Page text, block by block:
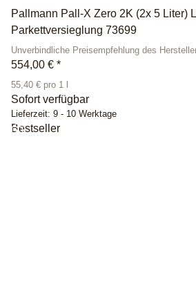
Pallmann Pall-X Zero 2K (2x 5 Liter)
Parkettversieglung 73699
Unverbindliche Preisempfehlung des
554,00 € *
55,40 € pro 1 l
Sofort verfügbar
Lieferzeit: 9 - 10 Werktage
Bestseller